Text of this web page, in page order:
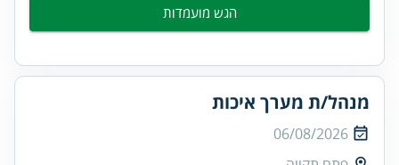
הגש מועמדות
מנהל/ת מערך איכות
06/08/2026